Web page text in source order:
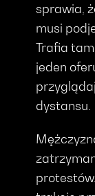
sprawia,
musi
Trafia
jeden
dystansu.